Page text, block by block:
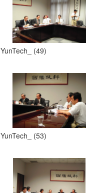
YunTech_ (49)
YunTech_ (53)